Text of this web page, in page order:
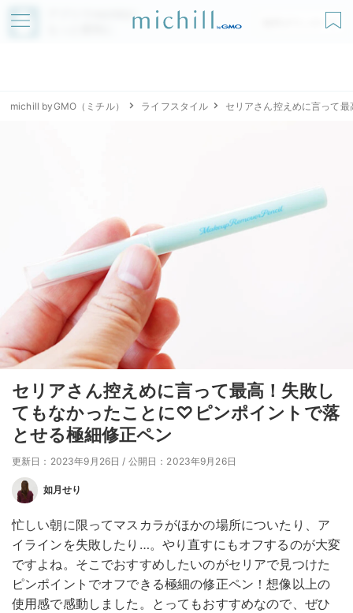
アプリでmichillが
無料ダウンロード
michill byGMO（ミチル） ライフスタイル セリアさん控えめに言って
セリアさん控えめに言って最高！失敗し
てもなかったことに♡ピンポイントで落
とせる極細修正ペン
更新日：2023年9月26日 / 公開日：2023年9月26日
如月せり
忙しい朝に限ってマスカラがほかの場所についたり、ア
イラインを失敗したり…。やり直すにもオフするのが大変
ですよね。そこでおすすめしたいのがセリアで見つけた
ピンポイントでオフできる極細の修正ペン！想像以上の
使用感で感動しました。とってもおすすめなので、ぜひ